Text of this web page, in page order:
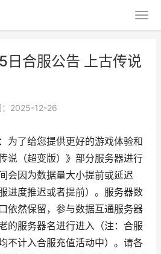
日合服公告 上古传说
：2025-12-26
为了给您提供更好的游戏体验和
说（超变版）》部分服务器进行
会因为数据量大小提前或延迟
进度推迟或者提前）。服务器数
依然保留，参与数据互通服务器
的服务器名进行进入（注：合服
不计入合服充值活动中）。请各